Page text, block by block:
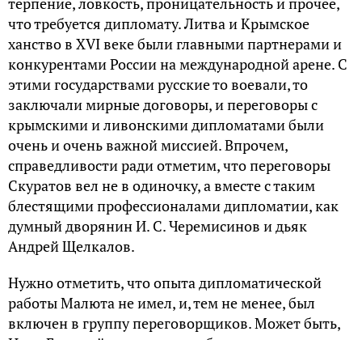
что требуется дипломату. Литва и Крымское
ханство в XVI веке были главными партнерами и
конкурентами России на международной арене. С
этими государствами русские то воевали, то
заключали мирные договоры, и переговоры с
крымскими и ливонскими дипломатами были
очень и очень важной миссией. Впрочем,
справедливости ради отметим, что переговоры
Скуратов вел не в одиночку, а вместе с таким
блестящими профессионалами дипломатии, как
думный дворянин И. С. Черемисинов и дьяк
Андрей Щелкалов.
Нужно отметить, что опыта дипломатической
работы Малюта не имел, и, тем не менее, был
включен в группу переговорщиков. Может быть,